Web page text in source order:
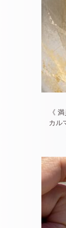
《
カル